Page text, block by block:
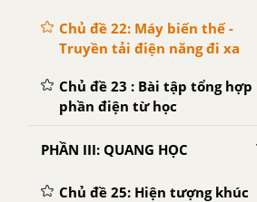
Chủ đề 22: Máy biến thế -
Truyền tải điện năng đi xa
Chủ đề 23 : Bài tập tổng hợp
phần điện từ học
PHẦN III: QUANG HỌC
Chủ đề 25: Hiện tượng khúc